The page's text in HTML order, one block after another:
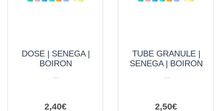
DOSE | SENEGA |
BOIRON
2,40€
TUBE GRANULE |
SENEGA | BOIRON
2,50€